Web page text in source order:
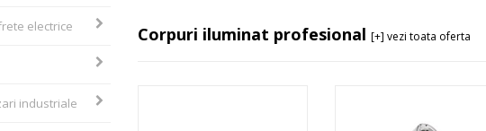
electrice
industriale
Corpuri iluminat profesional [+] vezi toata oferta